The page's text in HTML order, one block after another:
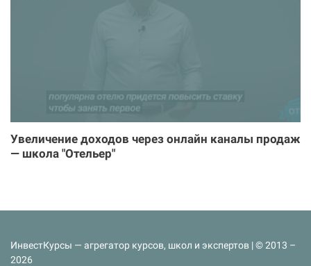
Увеличение доходов через онлайн каналы продаж
— школа "Отельер"
ИнвестКурсы — агрегатор курсов, школ и экспертов | © 2013 –
2026